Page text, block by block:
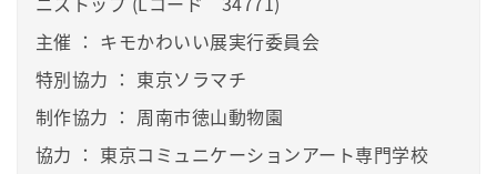
主催 ： キモかわいい展実行委員会
特別協力 ： 東京ソラマチ
制作協力 ： 周南市徳山動物園
協力 ： 東京コミュニケーションアート専門学校